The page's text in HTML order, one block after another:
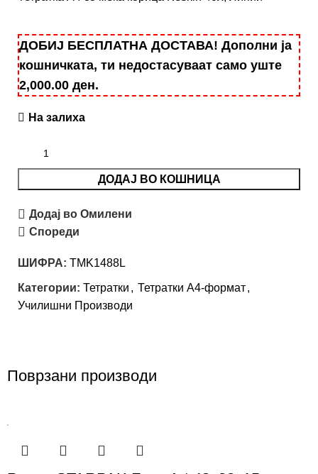
ДОБИЈ БЕСПЛАТНА ДОСТАВА! Дополни ја
кошничката, ти недостасуваат само уште
2,000.00 ден.
На залиха
ДОДАЈ ВО КОШНИЦА
Додај во Омилени
Спореди
ШИФРА: TMK1488L
Категории: Тетратки , Тетратки А4-формат,
Училишни Производи
Поврзани производи